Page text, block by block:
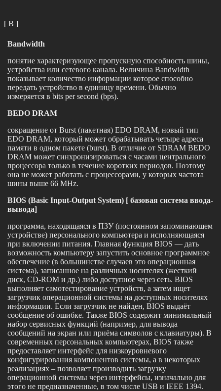
[ B ]
Bandwidth
понятие характеризующее пропускную способность шины,
устройства или сетевого канала. Величина Bandwidth
показывает количество информации которое способно
передать устройство в единицу времени. Обычно
измеряется в bits per second (bps).
BEDO DRAM
сокращение от Burst (пакетная) EDO DRAM, новый тип
EDO DRAM, который может обрабатывать четыре адреса
памяти в одном пакете (burst). В отличие от SDRAM BEDO
DRAM может синхронизироваться с часами центрального
процессора только в течение коротких периодов. Поэтому
она не может работать с процессорами, у которых частота
шины выше 66 MHz.
BIOS (Basic Input-Output System) [ базовая система ввода-
вывода]
программа, находящаяся в ПЗУ (постоянном запоминающем
устройстве) персонального компьютера и исполняющаяся
при включении питания. Главная функция BIOS — дать
возможность компьютеру запустить основное программное
обеспечение (в большинстве случаев это операционная
система), записанное на различных носителях (жесткий
диск, CD-ROM и др.) либо доступное через сеть. BIOS
выполняет самотестирование устройств, а затем ищет
загрузчик операционной системы на доступных носителях
информации. Если загрузчик не найден, BIOS выдаёт
сообщение об ошибке. Также BIOS содержит минимальный
набор сервисных функций (например, для вывода
сообщений на экран или приёма символов с клавиатуры). В
современных персональных компьютерах, BIOS также
предоставляет интерфейс для низкоуровневого
конфигурирования компонентов системы, а в некоторых
реализациях – позволяет производить загрузку
операционной системы через интерфейсы, изначально для
этого не предназначенные, в том числе USB и IEEE 1394.